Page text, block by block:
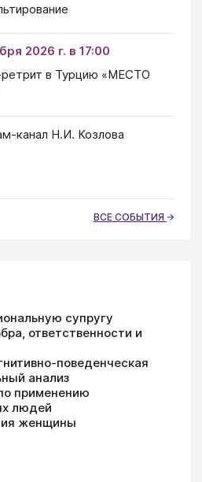
2026 г. в 17:00
ретрит в Турцию «МЕСТО
канал Н.И. Козлова
ВСЕ СОБЫТИЯ
супругу
ответственности и
поведенческая
анализ
применению
людей
женщины